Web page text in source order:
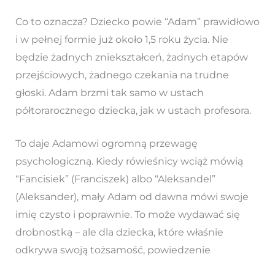
Co to oznacza? Dziecko powie “Adam” prawidłowo
i w pełnej formie już około 1,5 roku życia. Nie
będzie żadnych zniekształceń, żadnych etapów
przejściowych, żadnego czekania na trudne
głoski. Adam brzmi tak samo w ustach
półtorarocznego dziecka, jak w ustach profesora.
To daje Adamowi ogromną przewagę
psychologiczną. Kiedy rówieśnicy wciąż mówią
“Fancisiek” (Franciszek) albo “Aleksandel”
(Aleksander), mały Adam od dawna mówi swoje
imię czysto i poprawnie. To może wydawać się
drobnostką – ale dla dziecka, które właśnie
odkrywa swoją tożsamość, powiedzenie